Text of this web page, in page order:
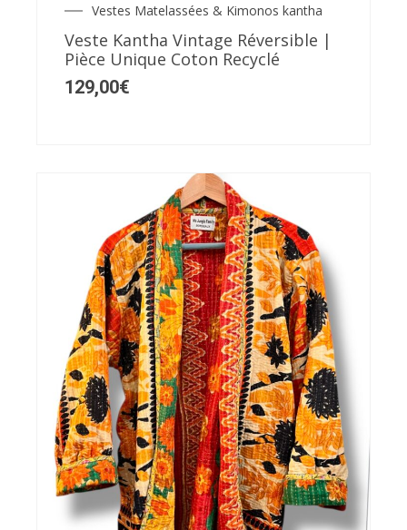
Vestes Matelassées & Kimonos kantha
Veste Kantha Vintage Réversible |
Pièce Unique Coton Recyclé
129,00€